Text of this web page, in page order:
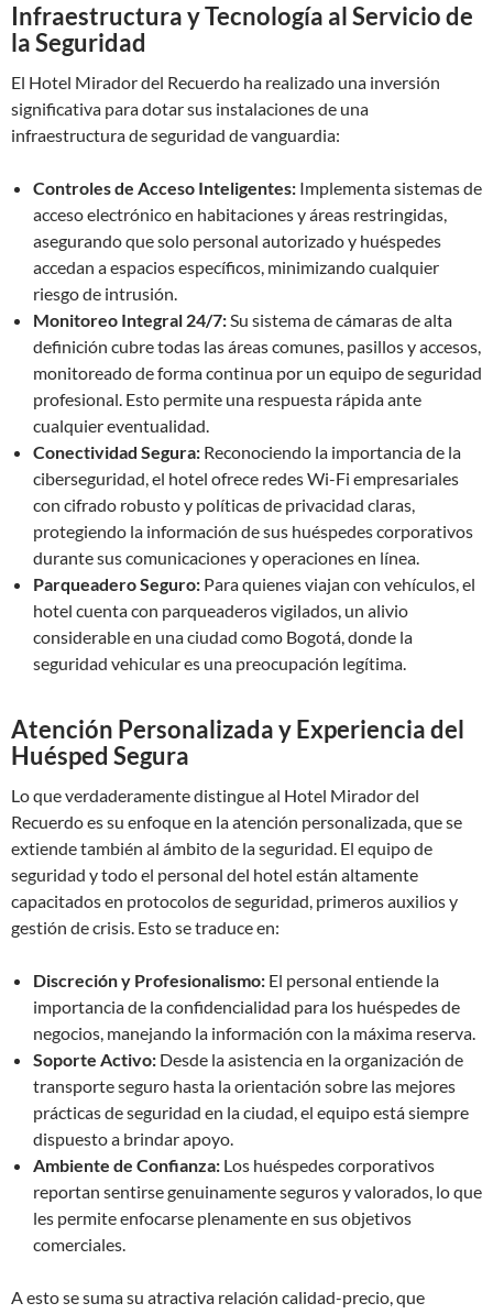
Infraestructura y Tecnología al Servicio de
la Seguridad
El Hotel Mirador del Recuerdo ha realizado una inversión
significativa para dotar sus instalaciones de una
infraestructura de seguridad de vanguardia:
Controles de Acceso Inteligentes: Implementa sistemas de
acceso electrónico en habitaciones y áreas restringidas,
asegurando que solo personal autorizado y huéspedes
accedan a espacios específicos, minimizando cualquier
riesgo de intrusión.
Monitoreo Integral 24/7:Su sistema de cámaras de alta
definición cubre todas las áreas comunes, pasillos y accesos,
monitoreado de forma continua por un equipo de seguridad
profesional. Esto permite una respuesta rápida ante
cualquier eventualidad.
Conectividad Segura: Reconociendo la importancia de la
ciberseguridad, el hotel ofrece redes Wi-Fi empresariales
con cifrado robusto y políticas de privacidad claras,
protegiendo la información de sus huéspedes corporativos
durante sus comunicaciones y operaciones en línea.
Parqueadero Seguro: Para quienes viajan con vehículos, el
hotel cuenta con parqueaderos vigilados, un alivio
considerable en una ciudad como Bogotá, donde la
seguridad vehicular es una preocupación legítima.
Atención Personalizada y Experiencia del
Huésped Segura
Lo que verdaderamente distingue al Hotel Mirador del
Recuerdo es su enfoque en la atención personalizada, que se
extiende también al ámbito de la seguridad. El equipo de
seguridad y todo el personal del hotel están altamente
capacitados en protocolos de seguridad, primeros auxilios y
gestión de crisis. Esto se traduce en:
Discreción y Profesionalismo: El personal entiende la
importancia de la confidencialidad para los huéspedes de
negocios, manejando la información con la máxima reserva.
Soporte Activo: Desde la asistencia en la organización de
transporte seguro hasta la orientación sobre las mejores
prácticas de seguridad en la ciudad, el equipo está siempre
dispuesto a brindar apoyo.
Ambiente de Confianza: Los huéspedes corporativos
reportan sentirse genuinamente seguros y valorados, lo que
les permite enfocarse plenamente en sus objetivos
comerciales.
A esto se suma su atractiva relación calidad-precio, que